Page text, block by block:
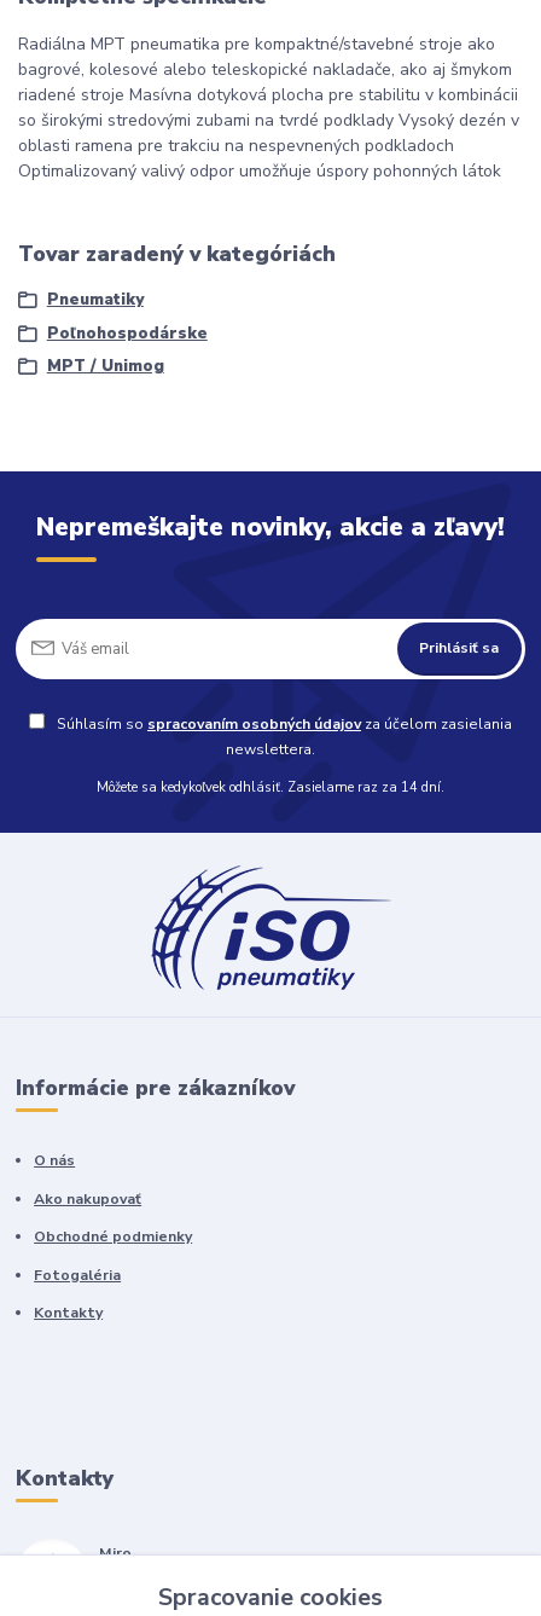
Radiálna MPT pneumatika pre kompaktné/stavebné stroje ako
bagrové, kolesové alebo teleskopické nakladače, ako aj šmykom
riadené stroje Masívna dotyková plocha pre stabilitu v kombinácii
so širokými stredovými zubami na tvrdé podklady Vysoký dezén v
oblasti ramena pre trakciu na nespevnených podkladoch
Optimalizovaný valivý odpor umožňuje úspory pohonných látok
Tovar zaradený v kategóriách
Pneumatiky
Poľnohospodárske
MPT / Unimog
Nepremeškajte novinky, akcie a zľavy!
Prihlásiť sa
Súhlasím so spracovaním osobných údajovza účelom zasielania
newslettera.
Môžete sa kedykoľvek odhlásiť. Zasielame raz za 14 dní.
Informácie pre zákazníkov
O nás
Ako nakupovať
Obchodné podmienky
Fotogaléria
Kontakty
Kontakty
Miro
(Po-Pia, 7-17 hod.)
Spracovanie cookies